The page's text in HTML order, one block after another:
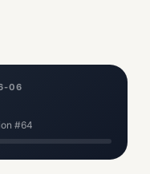
06
#64